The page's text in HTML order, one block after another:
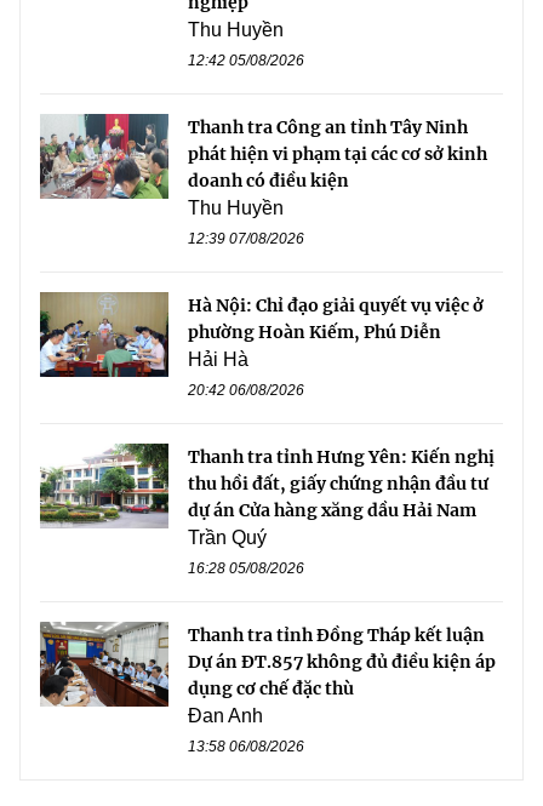
Thu Huyền
12:42 05/08/2026
Thanh tra Công an tỉnh Tây Ninh
phát hiện vi phạm tại các cơ sở kinh
doanh có điều kiện
Thu Huyền
12:39 07/08/2026
Hà Nội: Chỉ đạo giải quyết vụ việc ở
phường Hoàn Kiếm, Phú Diễn
Hải Hà
20:42 06/08/2026
Thanh tra tỉnh Hưng Yên: Kiến nghị
thu hồi đất, giấy chứng nhận đầu tư
dự án Cửa hàng xăng dầu Hải Nam
Trần Quý
16:28 05/08/2026
Thanh tra tỉnh Đồng Tháp kết luận
Dự án ĐT.857 không đủ điều kiện áp
dụng cơ chế đặc thù
Đan Anh
13:58 06/08/2026